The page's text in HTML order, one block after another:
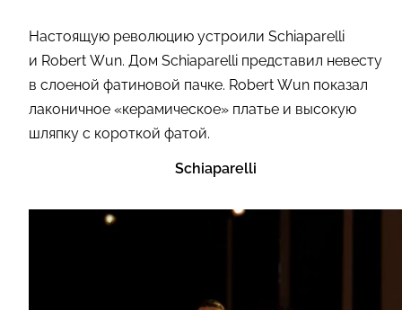
Настоящую революцию устроили Schiaparelli
и Robert Wun. Дом Schiaparelli представил невесту
в слоеной фатиновой пачке. Robert Wun показал
лаконичное «керамическое» платье и высокую
шляпку с короткой фатой.
Schiaparelli